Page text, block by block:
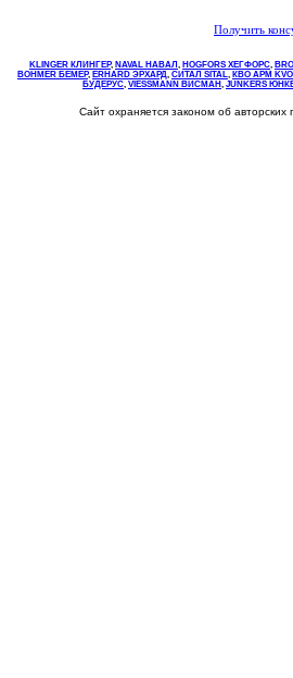
Получить
KLINGER КЛИНГЕР, NAVAL НАВАЛ , НOGFORS ХЕГФОРС,
BOHMER БЕМЕР, ERHARD ЭРХАРД, СИТАЛ SITAL, КВО АРМ KVO
БУДЕРУС, VIESSMANN ВИСМАН , JUNKERS
Сайт охраняется законом об